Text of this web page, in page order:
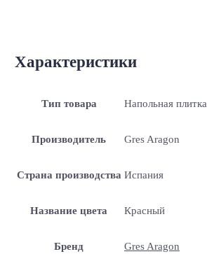
Характеристики
Тип товара Напольная плитка
Производитель Gres Aragon
Страна производства Испания
Название цвета Красный
Бренд Gres Aragon